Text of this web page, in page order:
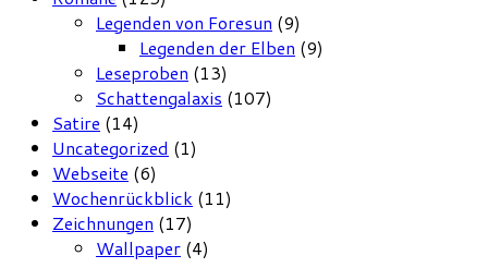
Legenden von Foresun (9)
Legenden der Elben (9)
Leseproben (13)
Schattengalaxis (107)
Satire (14)
Uncategorized (1)
Webseite (6)
Wochenrückblick (11)
Zeichnungen (17)
Wallpaper (4)